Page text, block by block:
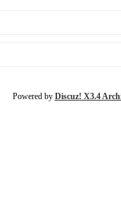
Powered by Discuz! X3.4